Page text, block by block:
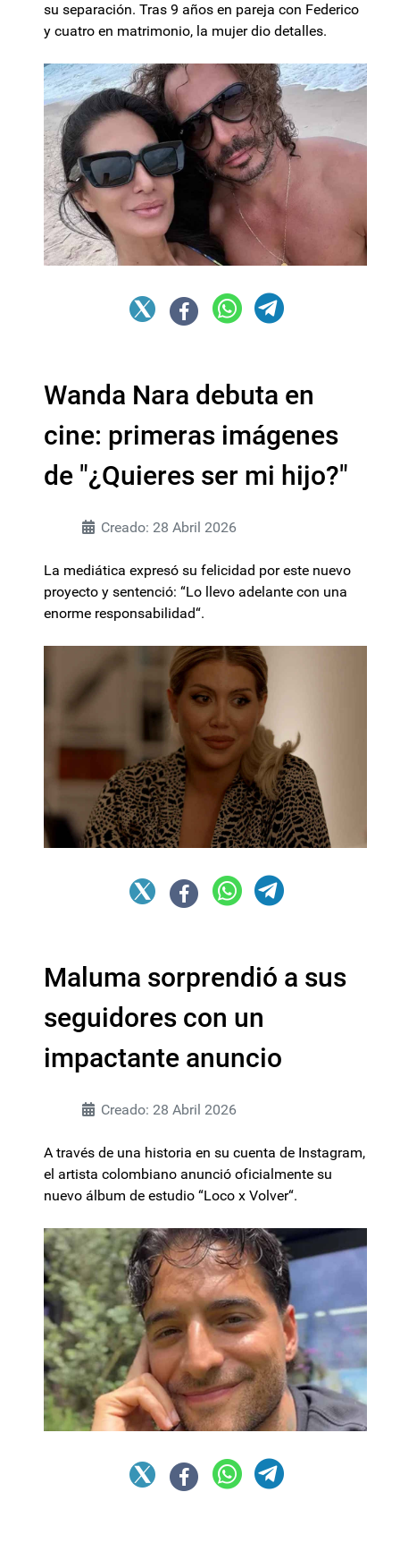
su separación. Tras 9 años en pareja con Federico
y cuatro en matrimonio, la mujer dio detalles.
Wanda Nara debuta en
cine: primeras imágenes
de "¿Quieres ser mi hijo?"
Creado: 28 Abril 2026
La mediática expresó su felicidad por este nuevo
proyecto y sentenció: “Lo llevo adelante con una
enorme responsabilidad“.
Maluma sorprendió a sus
seguidores con un
impactante anuncio
Creado: 28 Abril 2026
A través de una historia en su cuenta de Instagram,
el artista colombiano anunció oficialmente su
nuevo álbum de estudio “Loco x Volver“.